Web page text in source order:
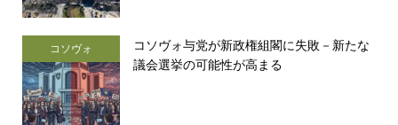
コソヴォ
コソヴォ与党が新政権組閣に失敗－新たな
議会選挙の可能性が高まる